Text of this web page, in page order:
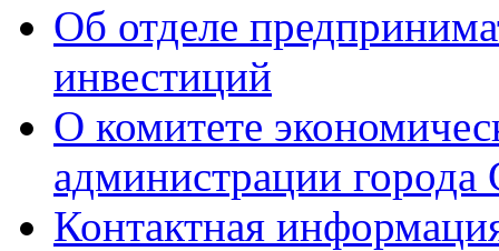
Об отделе
инвестиций
О комитете
администрации города
Контактная